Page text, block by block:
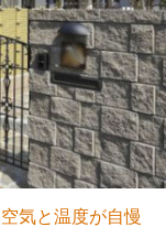
気と温度が自慢